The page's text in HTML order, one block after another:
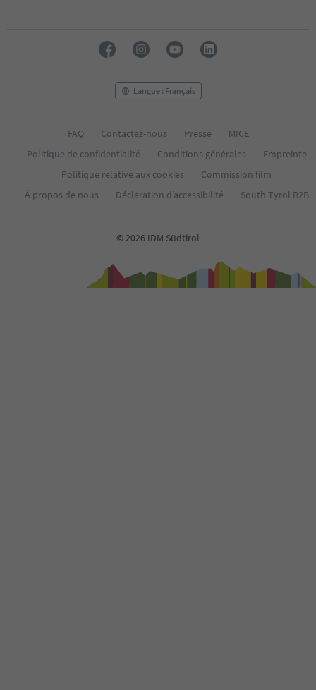
Langue : Français
FAQ Contactez-nous Presse
MICE
Politique de confidentialité
Conditions générales
Empreinte
Politique relative aux cookies
Commission film
À propos de nous
Déclaration d’accessibilité South Tyrol B2B
© 2026 IDM Südtirol